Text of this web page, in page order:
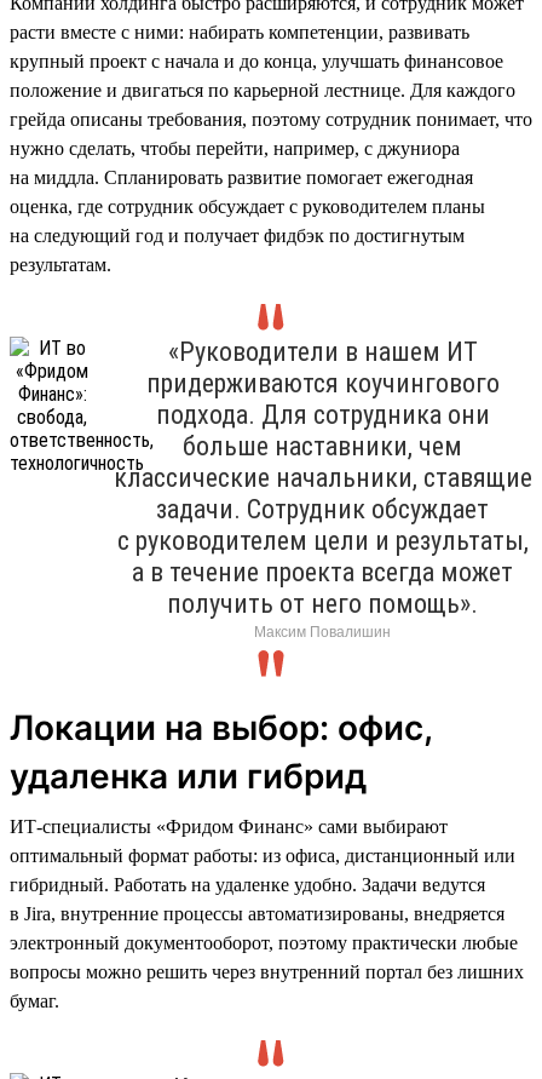
расти вместе с ними: набирать компетенции, развивать
крупный проект с начала и до конца, улучшать финансовое
положение и двигаться по карьерной лестнице. Для каждого
грейда описаны требования, поэтому сотрудник понимает, что
нужно сделать, чтобы перейти, например, с джуниора
на миддла. Спланировать развитие помогает ежегодная
оценка, где сотрудник обсуждает с руководителем планы
на следующий год и получает фидбэк по достигнутым
результатам.
«Руководители в нашем ИТ
придерживаются коучингового
подхода. Для сотрудника они
больше наставники, чем
классические начальники, ставящие
задачи. Сотрудник обсуждает
с руководителем цели и результаты,
а в течение проекта всегда может
получить от него помощь».
Максим Повалишин
Локации на выбор: офис,
удаленка или гибрид
ИТ-специалисты «Фридом Финанс» сами выбирают
оптимальный формат работы: из офиса, дистанционный или
гибридный. Работать на удаленке удобно. Задачи ведутся
в Jira, внутренние процессы автоматизированы, внедряется
электронный документооборот, поэтому практически любые
вопросы можно решить через внутренний портал без лишних
бумаг.